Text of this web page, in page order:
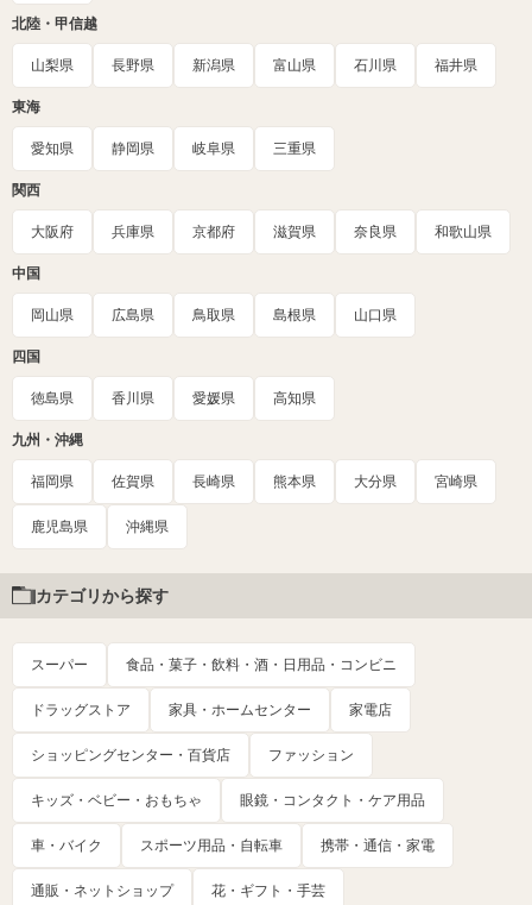
北陸・甲信越
山梨県 長野県 新潟県 富山県 石川県 福井県
東海
愛知県 静岡県 岐阜県 三重県
関西
大阪府 兵庫県 京都府 滋賀県 奈良県 和歌山県
中国
岡山県 広島県 鳥取県 島根県 山口県
四国
徳島県 香川県 愛媛県 高知県
九州・沖縄
福岡県 佐賀県 長崎県 熊本県 大分県 宮崎県
鹿児島県 沖縄県
カテゴリから探す
スーパー 食品・菓子・飲料・酒・日用品・コンビニ
ドラッグストア 家具・ホームセンター 家電店
ショッピングセンター・百貨店 ファッション
キッズ・ベビー・おもちゃ 眼鏡・コンタクト・ケア用品
車・バイク スポーツ用品・自転車 携帯・通信・家電
通販・ネットショップ 花・ギフト・手芸